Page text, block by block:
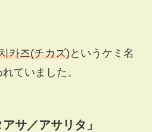
카즈(チカズ)というケミ名
ていました。
サ／アサリタ」